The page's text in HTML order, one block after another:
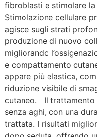
fibroblasti e stimolare
Stimolazione cellulare
agisce sugli strati
produzione di nuovo
migliorando
e compattamento
appare più elastica,
riduzione visibile di
cutaneo. Il trattamento
senza aghi, con una
trattata. I risultati